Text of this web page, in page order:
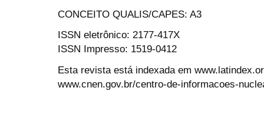
CONCEITO QUALIS/CAPES: A3
ISSN eletrônico: 2177-417X
ISSN Impresso: 1519-0412
Esta revista está indexada em
www.cnen.gov.br/centro-de-informacoes-